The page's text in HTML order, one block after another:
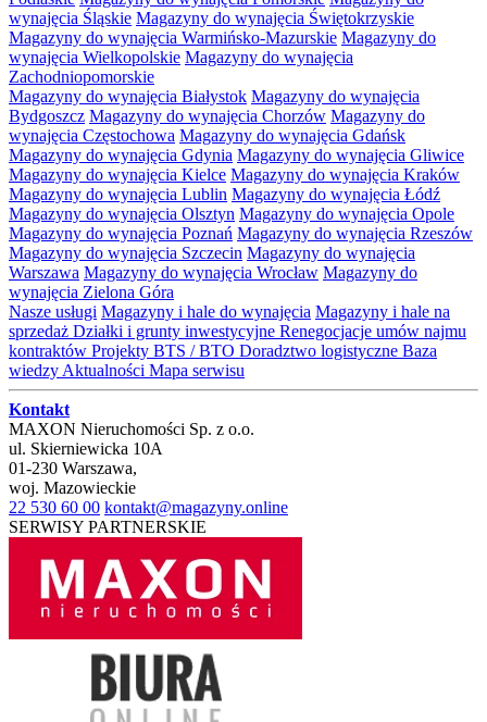
wynajęcia Śląskie Magazyny do wynajęcia Świętokrzyskie
Magazyny do wynajęcia Warmińsko-Mazurskie Magazyny do
wynajęcia Wielkopolskie Magazyny do wynajęcia
Zachodniopomorskie
Magazyny do wynajęcia Białystok Magazyny do wynajęcia
Bydgoszcz Magazyny do wynajęcia Chorzów Magazyny do
wynajęcia Częstochowa Magazyny do wynajęcia Gdańsk
Magazyny do wynajęcia Gdynia Magazyny do wynajęcia Gliwice
Magazyny do wynajęcia Kielce Magazyny do wynajęcia Kraków
Magazyny do wynajęcia Lublin Magazyny do wynajęcia Łódź
Magazyny do wynajęcia Olsztyn Magazyny do wynajęcia Opole
Magazyny do wynajęcia Poznań Magazyny do wynajęcia Rzeszów
Magazyny do wynajęcia Szczecin Magazyny do wynajęcia
Warszawa Magazyny do wynajęcia Wrocław Magazyny do
wynajęcia Zielona Góra
Nasze usługi Magazyny i hale do wynajęcia Magazyny i hale na
sprzedaż Działki i grunty inwestycyjne Renegocjacje umów najmu
kontraktów Projekty BTS / BTO Doradztwo logistyczne Baza
wiedzy Aktualności Mapa serwisu
Kontakt
MAXON Nieruchomości Sp. z o.o.
ul. Skierniewicka 10A
01-230 Warszawa,
woj. Mazowieckie
22 530 60 00 kontakt@magazyny.online
SERWISY PARTNERSKIE